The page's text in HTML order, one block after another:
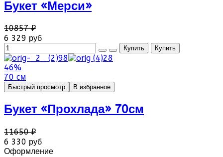
Букет «Мерси»
10857 ₽
6 329 руб
46%
70 см
Быстрый просмотр В избранное
Букет «Прохлада» 70см
11650 ₽
6 330 руб
Оформление